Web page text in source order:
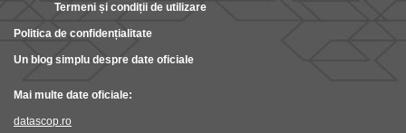
Termeni și condiții de utilizare
Politica de confidențialitate
Un blog simplu despre date oficiale
Mai multe date oficiale:
datascop.ro